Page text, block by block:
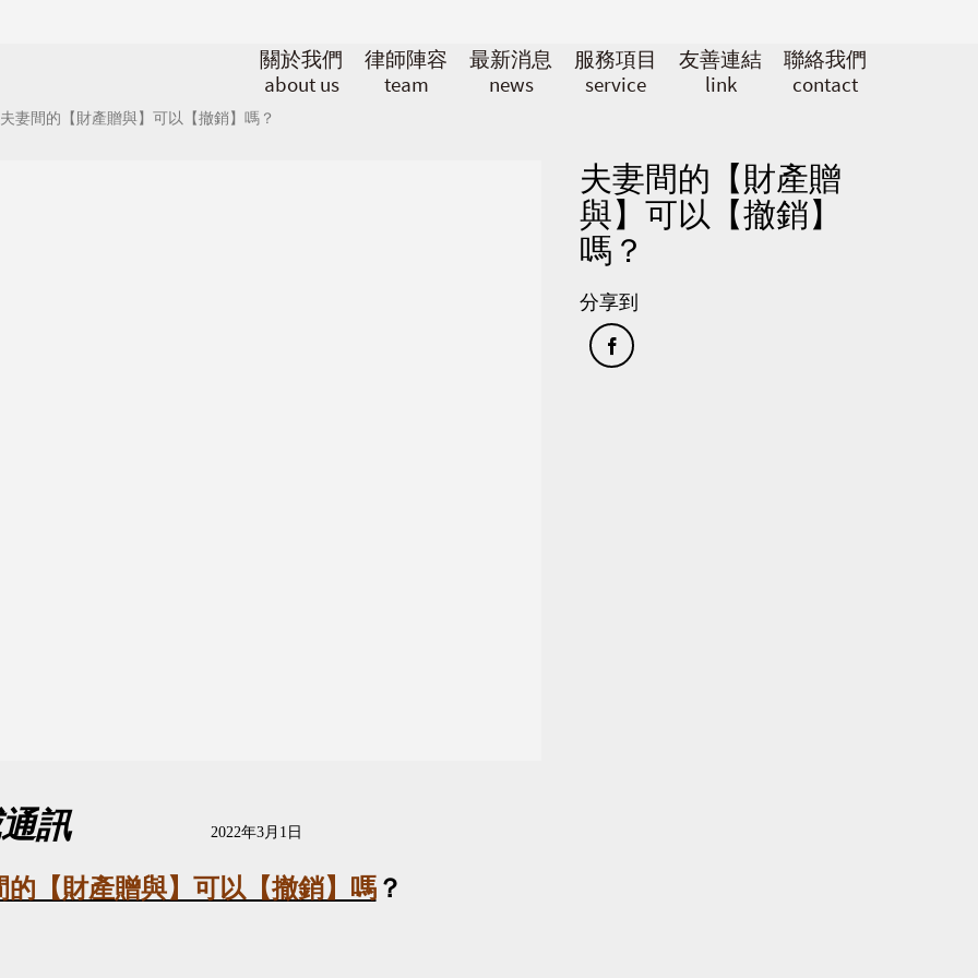
關於我們
about us
律師陣容
team
最新消息
news
服務項目
service
友善連結
link
聯絡我們
contact
夫妻間的【財產贈與】可以【撤銷】嗎？
夫妻間的【財產贈
與】可以【撤銷】
嗎？
分享到
訊 2022年3月 1 日
的【財產贈與】可以【撤銷】嗎？